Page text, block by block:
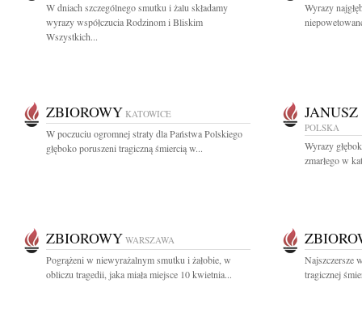
W dniach szczególnego smutku i żalu składamy
wyrazy współczucia Rodzinom i Bliskim
Wszystkich...
Wyrazy
ZBIOROWY KATOWICE
W poczuciu ogromnej straty dla Państwa Polskiego
głęboko poruszeni tragiczną śmiercią w...
POLSKA
Wyrazy
zmarłego w
ZBIOROWY WARSZAWA
Pogrążeni w niewyrażalnym smutku i żałobie, w
obliczu tragedii, jaka miała miejsce 10 kwietnia...
Najszczersze
tragicznej